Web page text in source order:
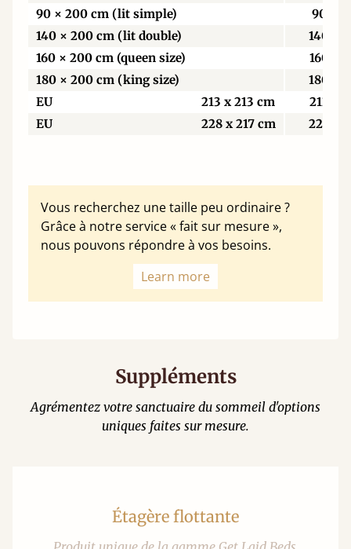
90 × 200 cm (lit simple)
90
140 × 200 cm (lit double)
140
160 × 200 cm (queen size)
160
180 × 200 cm (king size)
180
EU
213 x 213 cm 213
EU
228 x 217 cm 229
Vous recherchez une taille peu ordinaire ?
Grâce à notre service « fait sur mesure »,
nous pouvons répondre à vos besoins.
Learn more
Suppléments
Agrémentez votre sanctuaire du sommeil d'options
uniques faites sur mesure.
Étagère flottante